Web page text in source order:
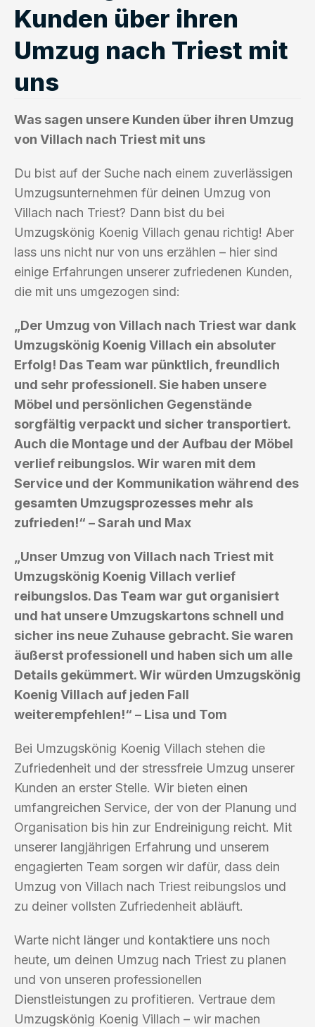
Kunden über ihren
Umzug nach Triest mit
uns
Was sagen unsere Kunden über ihren Umzug
von Villach nach Triest mit uns
Du bist auf der Suche nach einem zuverlässigen
Umzugsunternehmen für deinen Umzug von
Villach nach Triest? Dann bist du bei
Umzugskönig Koenig Villach genau richtig! Aber
lass uns nicht nur von uns erzählen – hier sind
einige Erfahrungen unserer zufriedenen Kunden,
die mit uns umgezogen sind:
„Der Umzug von Villach nach Triest war dank
Umzugskönig Koenig Villach ein absoluter
Erfolg! Das Team war pünktlich, freundlich
und sehr professionell. Sie haben unsere
Möbel und persönlichen Gegenstände
sorgfältig verpackt und sicher transportiert.
Auch die Montage und der Aufbau der Möbel
verlief reibungslos. Wir waren mit dem
Service und der Kommunikation während des
gesamten Umzugsprozesses mehr als
zufrieden!“ – Sarah und Max
„Unser Umzug von Villach nach Triest mit
Umzugskönig Koenig Villach verlief
reibungslos. Das Team war gut organisiert
und hat unsere Umzugskartons schnell und
sicher ins neue Zuhause gebracht. Sie waren
äußerst professionell und haben sich um alle
Details gekümmert. Wir würden Umzugskönig
Koenig Villach auf jeden Fall
weiterempfehlen!“ – Lisa und Tom
Bei Umzugskönig Koenig Villach stehen die
Zufriedenheit und der stressfreie Umzug unserer
Kunden an erster Stelle. Wir bieten einen
umfangreichen Service, der von der Planung und
Organisation bis hin zur Endreinigung reicht. Mit
unserer langjährigen Erfahrung und unserem
engagierten Team sorgen wir dafür, dass dein
Umzug von Villach nach Triest reibungslos und
zu deiner vollsten Zufriedenheit abläuft.
Warte nicht länger und kontaktiere uns noch
heute, um deinen Umzug nach Triest zu planen
und von unseren professionellen
Dienstleistungen zu profitieren. Vertraue dem
Umzugskönig Koenig Villach – wir machen